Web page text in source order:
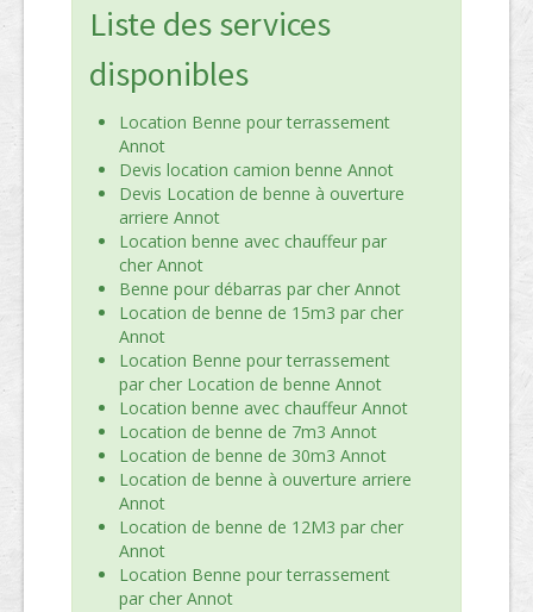
Liste des services
disponibles
Location Benne pour terrassement
Annot
Devis location camion benne Annot
Devis Location de benne à ouverture
arriere Annot
Location benne avec chauffeur par
cher Annot
Benne pour débarras par cher Annot
Location de benne de 15m3 par cher
Annot
Location Benne pour terrassement
par cher Location de benne Annot
Location benne avec chauffeur Annot
Location de benne de 7m3 Annot
Location de benne de 30m3 Annot
Location de benne à ouverture arriere
Annot
Location de benne de 12M3 par cher
Annot
Location Benne pour terrassement
par cher Annot